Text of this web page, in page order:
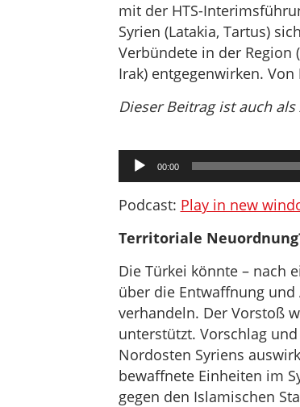
mit der HTS-
Syrien (Latakia, Tartus)
Verbündete in der
Irak) entgegenwirken. Von
Dieser Beitrag ist auch
Audio-
Player
00:00
Podcast: Play in new
Territoriale
Die Türkei könnte – nach
über die Entwaffnung und
verhandeln. Der Vorstoß
unterstützt. Vorschlag
Nordosten Syriens
bewaffnete Einheiten im
gegen den Islamischen